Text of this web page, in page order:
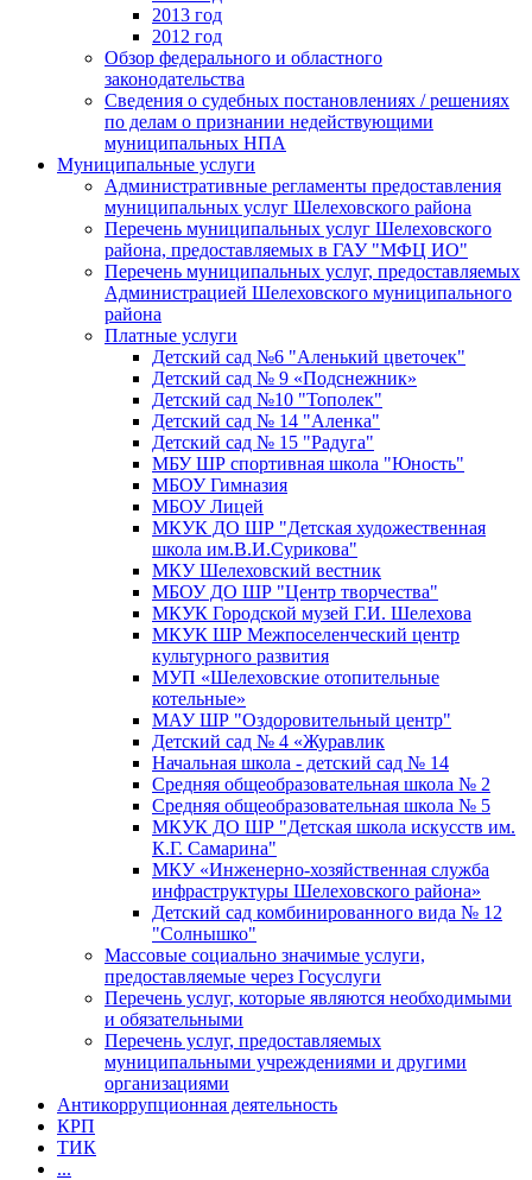
2013 год
2012 год
Обзор федерального и областного
законодательства
Сведения о судебных постановлениях / решениях
по делам о признании недействующими
муниципальных НПА
Муниципальные услуги
Административные регламенты предоставления
муниципальных услуг Шелеховского района
Перечень муниципальных услуг Шелеховского
района, предоставляемых в ГАУ "МФЦ ИО"
Перечень муниципальных услуг, предоставляемых
Администрацией Шелеховского муниципального
района
Платные услуги
Детский сад №6 "Аленький цветочек"
Детский сад № 9 «Подснежник»
Детский сад №10 "Тополек"
Детский сад № 14 "Аленка"
Детский сад № 15 "Радуга"
МБУ ШР спортивная школа "Юность"
МБОУ Гимназия
МБОУ Лицей
МКУК ДО ШР "Детская художественная
школа им.В.И.Сурикова"
МКУ Шелеховский вестник
МБОУ ДО ШР "Центр творчества"
МКУК Городской музей Г.И. Шелехова
МКУК ШР Межпоселенческий центр
культурного развития
МУП «Шелеховские отопительные
котельные»
МАУ ШР "Оздоровительный центр"
Детский сад № 4 «Журавлик
Начальная школа - детский сад № 14
Средняя общеобразовательная школа № 2
Средняя общеобразовательная школа № 5
МКУК ДО ШР "Детская школа искусств им.
К.Г. Самарина"
МКУ «Инженерно-хозяйственная служба
инфраструктуры Шелеховского района»
Детский сад комбинированного вида № 12
"Солнышко"
Массовые социально значимые услуги,
предоставляемые через Госуслуги
Перечень услуг, которые являются необходимыми
и обязательными
Перечень услуг, предоставляемых
муниципальными учреждениями и другими
организациями
Антикоррупционная деятельность
КРП
ТИК
...